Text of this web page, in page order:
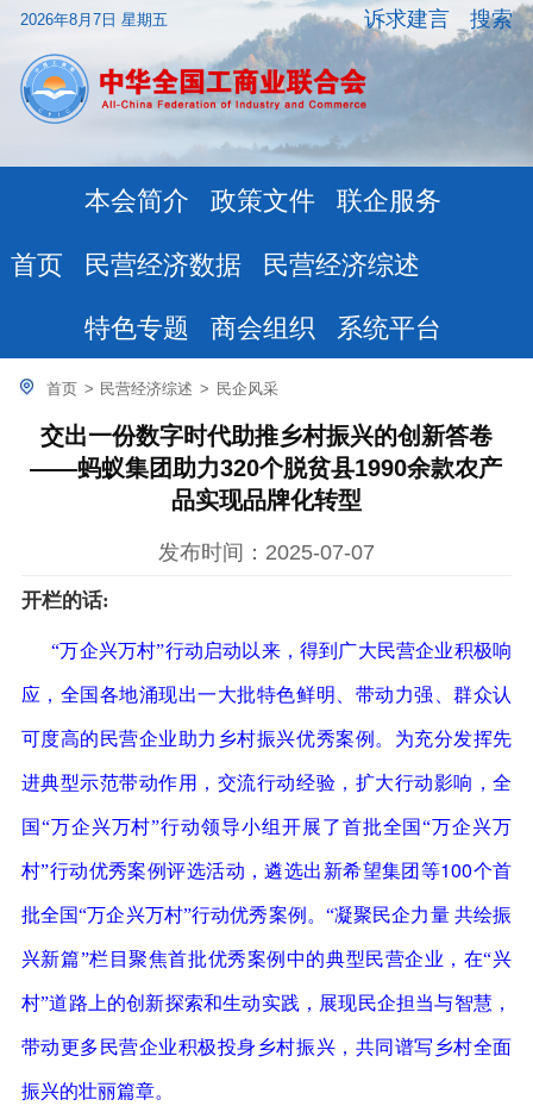
2026年8月7日 星期五 搜索
诉求建言
首页
本会简介 政策文件 联企服务
民营经济数据 民营经济综述
特色专题 商会组织 系统平台
首页 > 民营经济综述 > 民企风采
交出一份数字时代助推乡村振兴的创新答卷
——蚂蚁集团助力320个脱贫县1990余款农产
品实现品牌化转型
发布时间：2025-07-07
开栏的话:
“万企兴万村”行动启动以来，得到广大民营企业积极响
应，全国各地涌现出一大批特色鲜明、带动力强、群众认
可度高的民营企业助力乡村振兴优秀案例。为充分发挥先
进典型示范带动作用，交流行动经验，扩大行动影响，全
国“万企兴万村”行动领导小组开展了首批全国“万企兴万
村”行动优秀案例评选活动，遴选出新希望集团等100个首
批全国“万企兴万村”行动优秀案例。 “凝聚民企力量 共绘振
兴新篇”栏目聚焦首批优秀案例中的典型民营企业，在“兴
村”道路上的创新探索和生动实践，展现民企担当与智慧，
带动更多民营企业积极投身乡村振兴，共同谱写乡村全面
振兴的壮丽篇章。